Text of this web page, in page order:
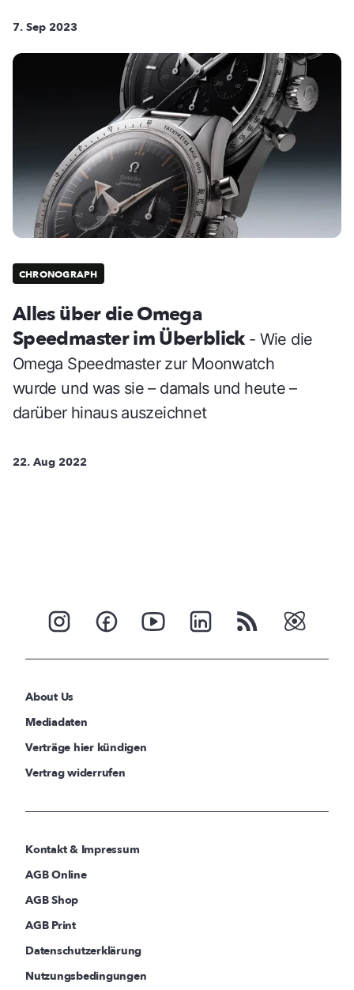
7. Sep 2023
CHRONOGRAPH
Alles über die Omega
Speedmaster im Überblick - Wie die
Omega Speedmaster zur Moonwatch
wurde und was sie – damals und heute –
darüber hinaus auszeichnet
22. Aug 2022
About Us
Mediadaten
Verträge hier kündigen
Vertrag widerrufen
Kontakt & Impressum
AGB Online
AGB Shop
AGB Print
Datenschutzerklärung
Nutzungsbedingungen